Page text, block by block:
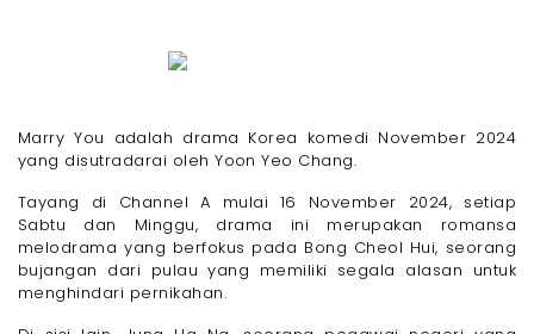
Marry You adalah drama Korea komedi November 2024
yang disutradarai oleh Yoon Yeo Chang.
Tayang di Channel A mulai 16 November 2024, setiap
Sabtu dan Minggu, drama ini merupakan romansa
melodrama yang berfokus pada Bong Cheol Hui, seorang
bujangan dari pulau yang memiliki segala alasan untuk
menghindari pernikahan.